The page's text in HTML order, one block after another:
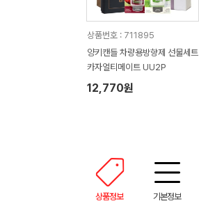
상품번호 : 711895
양키캔들 차량용방향제 선물세트
카자얼티메이트 UU2P
12,770원
상품정보 기본정보